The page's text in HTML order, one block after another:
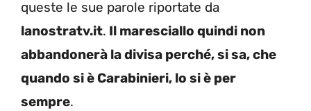
queste le sue parole riportate da
lanostratv.it. Il maresciallo quindi non
abbandonerà la divisa perché, si sa, che
quando si è Carabinieri, lo si è per
sempre.